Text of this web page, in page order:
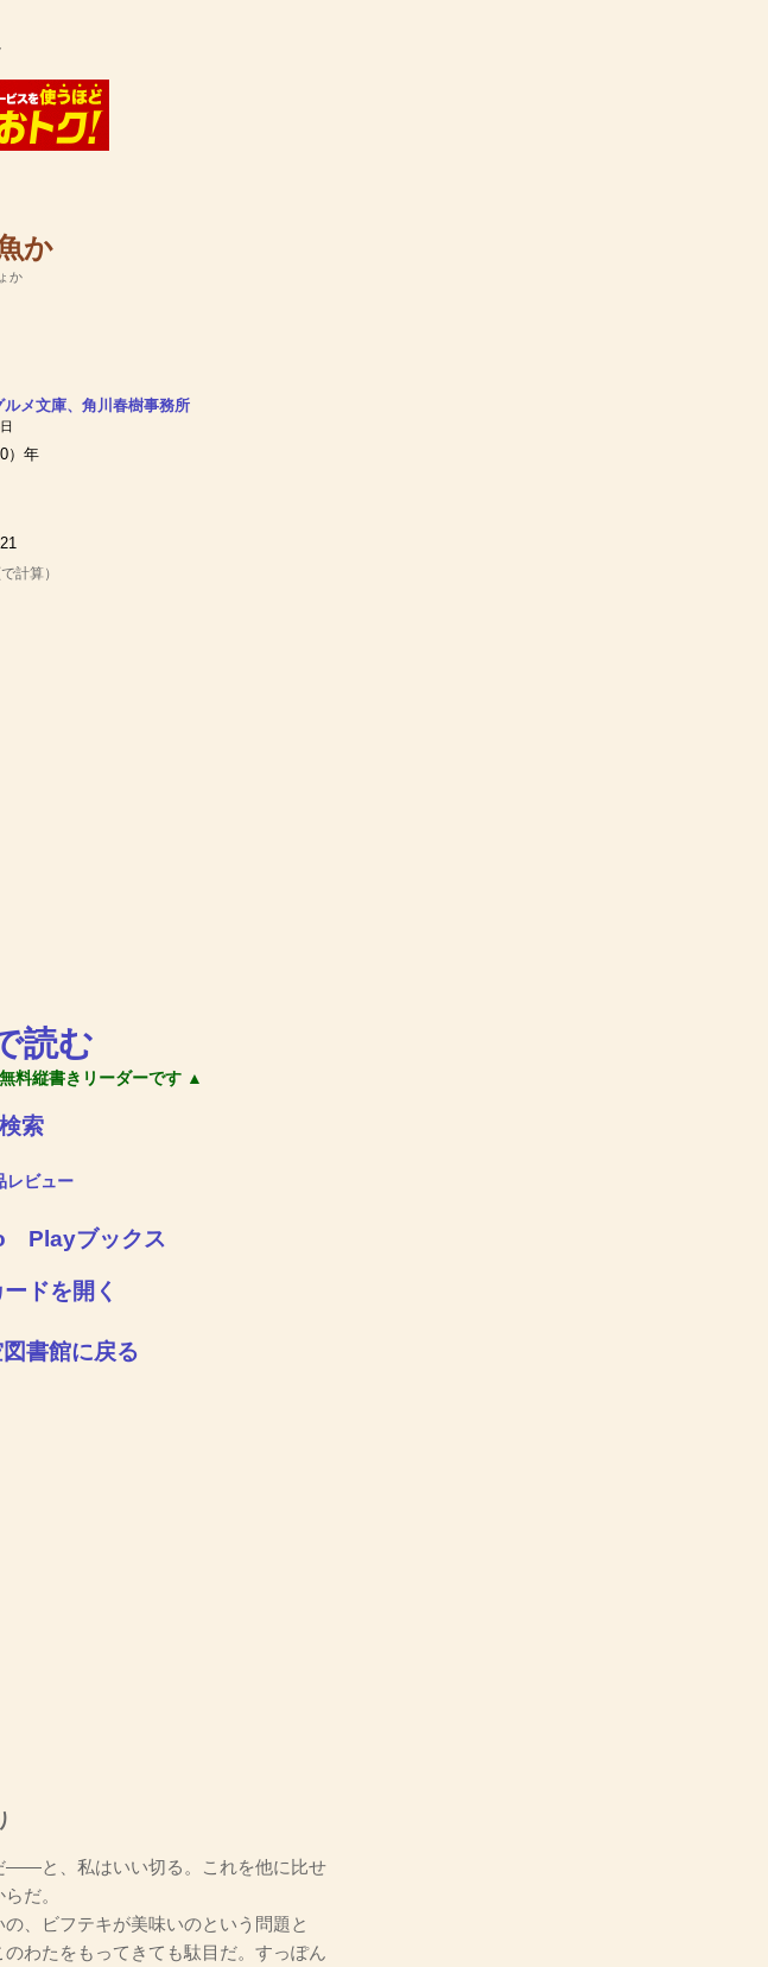
か
か
メ文庫、角川春樹事務所
）年
計算）
読む
料縦書きリーダーです ▲
索
レビュー
Playブックス
ドを開く
書館に戻る
――と、私はいい切る。これを他に比せ
だ。
、ビフテキが美味いのという問題と
わたをもってきても駄目だ。すっぽん